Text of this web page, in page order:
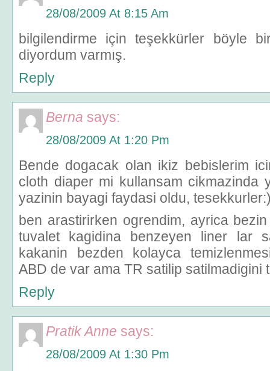
28/08/2009 At 8:15 Am
bilgilendirme için teşekkürler böyle
diyordum varmış.
Reply
Berna says:
28/08/2009 At 1:20 Pm
Bende dogacak olan ikiz bebislerim
cloth diaper mi kullansam cikmazinda
yazinin bayagi faydasi oldu,
ben arastirirken ogrendim, ayrica
tuvalet kagidina benzeyen liner lar
kakanin bezden kolayca
ABD de var ama TR satilip satilmadigini
Reply
Pratik Anne says:
28/08/2009 At 1:30 Pm